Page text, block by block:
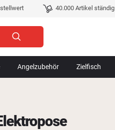
40.000 Artikel
Angelzubehör Zielfisch